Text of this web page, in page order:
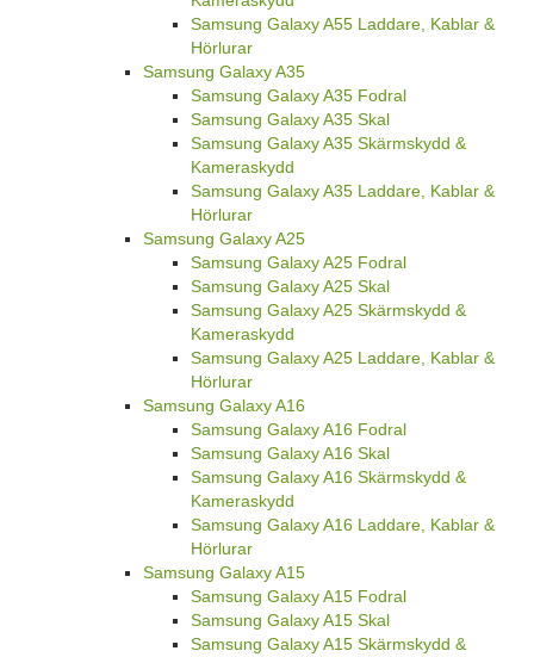
Samsung Galaxy A55 Laddare, Kablar &
Hörlurar
Samsung Galaxy A35
Samsung Galaxy A35 Fodral
Samsung Galaxy A35 Skal
Samsung Galaxy A35 Skärmskydd &
Kameraskydd
Samsung Galaxy A35 Laddare, Kablar &
Hörlurar
Samsung Galaxy A25
Samsung Galaxy A25 Fodral
Samsung Galaxy A25 Skal
Samsung Galaxy A25 Skärmskydd &
Kameraskydd
Samsung Galaxy A25 Laddare, Kablar &
Hörlurar
Samsung Galaxy A16
Samsung Galaxy A16 Fodral
Samsung Galaxy A16 Skal
Samsung Galaxy A16 Skärmskydd &
Kameraskydd
Samsung Galaxy A16 Laddare, Kablar &
Hörlurar
Samsung Galaxy A15
Samsung Galaxy A15 Fodral
Samsung Galaxy A15 Skal
Samsung Galaxy A15 Skärmskydd &